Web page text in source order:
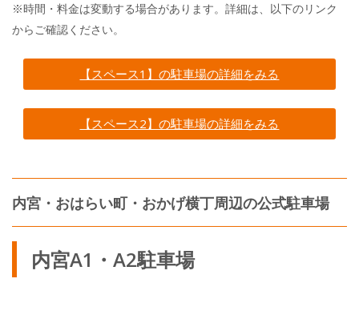
※時間・料金は変動する場合があります。詳細は、以下のリンク
からご確認ください。
【スペース1】の駐車場の詳細をみる
【スペース2】の駐車場の詳細をみる
内宮・おはらい町・おかげ横丁周辺の公式駐車場
内宮A1・A2駐車場